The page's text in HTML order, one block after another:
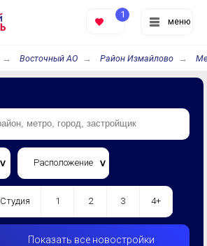
меню
1
Восточный АО Район Измайлово
Расположение
Студия 1 2 3 4+
Показать все новостройки